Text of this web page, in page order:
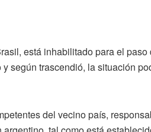
está inhabilitado para el
según trascendió, la situación
del vecino país,